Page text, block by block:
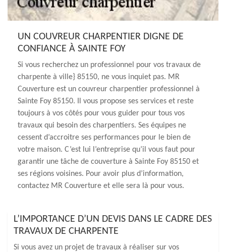
UN COUVREUR CHARPENTIER DIGNE DE
CONFIANCE À SAINTE FOY
Si vous recherchez un professionnel pour vos travaux de
charpente à ville} 85150, ne vous inquiet pas. MR
Couverture est un couvreur charpentier professionnel à
Sainte Foy 85150. Il vous propose ses services et reste
toujours à vos côtés pour vous guider pour tous vos
travaux qui besoin des charpentiers. Ses équipes ne
cessent d’accroitre ses performances pour le bien de
votre maison. C’est lui l’entreprise qu’il vous faut pour
garantir une tâche de couverture à Sainte Foy 85150 et
ses régions voisines. Pour avoir plus d’information,
contactez MR Couverture et elle sera là pour vous.
L’IMPORTANCE D’UN DEVIS DANS LE CADRE DES
TRAVAUX DE CHARPENTE
Si vous avez un projet de travaux à réaliser sur vos